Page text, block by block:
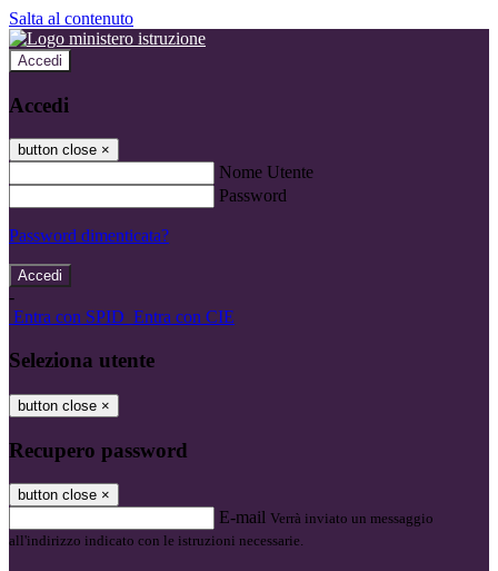
Salta al contenuto
Accedi
Accedi
button close ×
Nome Utente
Password
Password dimenticata?
-
Entra con SPID Entra con CIE
Seleziona utente
button close ×
Recupero password
button close ×
E-mail Verrà inviato un messaggio
all'indirizzo indicato con le istruzioni necessarie.